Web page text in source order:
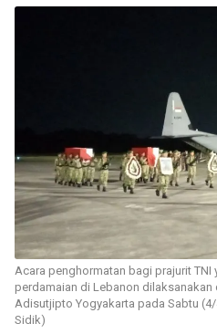
Acara penghormatan bagi prajurit
perdamaian di Lebanon dilaksanakan
Adisutjipto Yogyakarta pada Sabtu
Sidik)